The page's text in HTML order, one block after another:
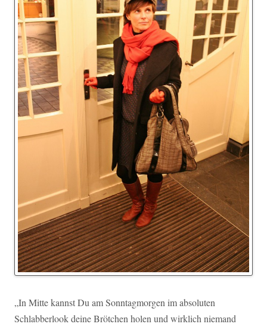
„In Mitte kannst Du am Sonntagmorgen im absoluten
Schlabberlook deine Brötchen holen und wirklich niemand